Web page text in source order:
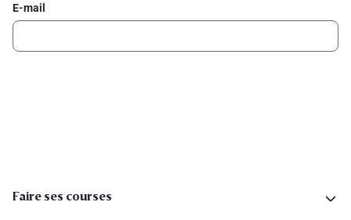
E-mail
Faire ses courses